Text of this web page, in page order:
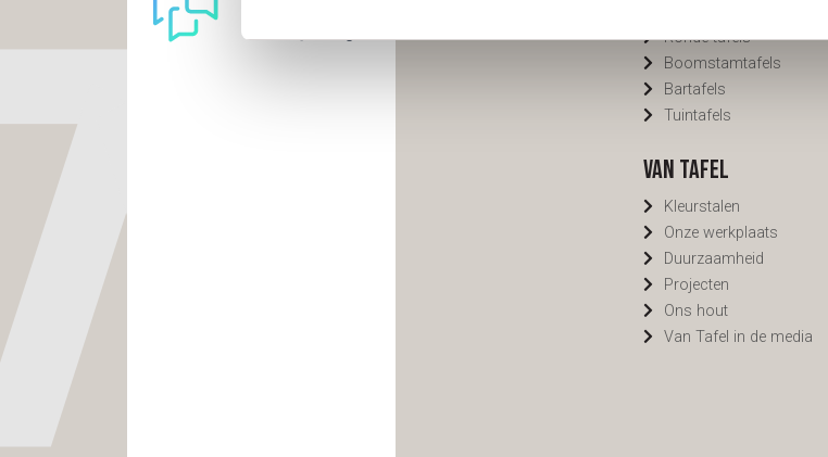
Ronde tafels
Boomstamtafels
Bartafels
Tuintafels
Van Tafel
Kleurstalen
Onze werkplaats
Duurzaamheid
Projecten
Ons hout
Van Tafel in de media